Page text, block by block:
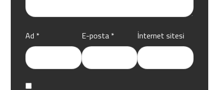
Ad * E-posta * İnternet sitesi